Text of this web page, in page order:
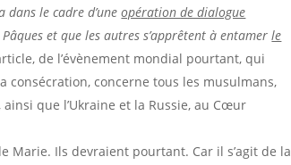
dans le cadre d’uneopération de dialogue
et que les autres s’apprêtent à entamerle
de l’évènement mondial pourtant, qui
consécration, concerne tous les musulmans,
que l’Ukraine et la Russie, au Cœur
Marie. Ils devraient pourtant. Car il s’agit de la